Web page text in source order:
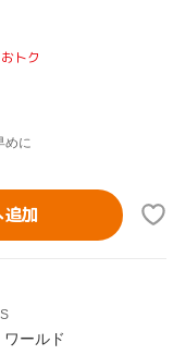
トク
めに
加
ールド